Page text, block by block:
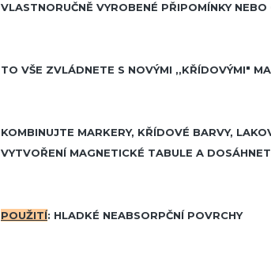
VLASTNORUČNĚ VYROBENÉ PŘIPOMÍNKY
TO VŠE ZVLÁDNETE S NOVÝMI ,,KŘÍDOVÝMI"
KOMBINUJTE MARKERY, KŘÍDOVÉ BARVY,
VYTVOŘENÍ MAGNETICKÉ TABULE A
POUŽITÍ: HLADKÉ NEABSORPČNÍ POVRCHY